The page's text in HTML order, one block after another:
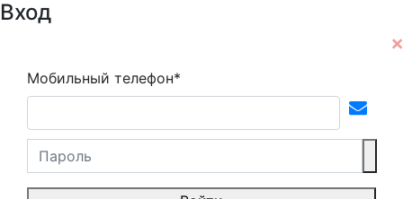
Вход
Мобильный телефон*